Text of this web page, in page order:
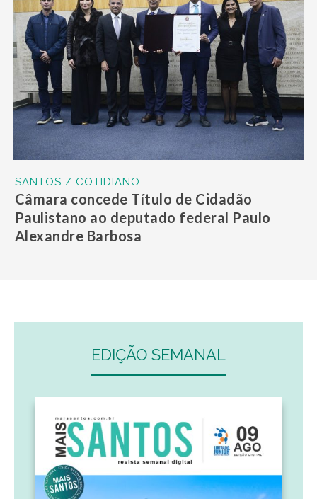
SANTOS / COTIDIANO
Câmara concede Título de Cidadão
Paulistano ao deputado federal Paulo
Alexandre Barbosa
EDIÇÃO SEMANAL